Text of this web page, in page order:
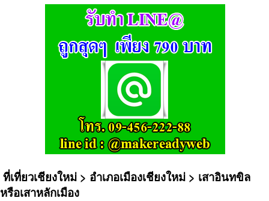
ที่เที่ยวเชียงใหม่ > อำเภอเมืองเชียงใหม่ > เสาอินทขิล
หรือเสาหลักเมือง